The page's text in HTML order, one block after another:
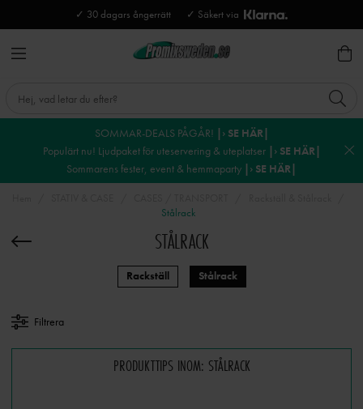
✓ 30 dagars ångerrätt ✓ Säkert via
SOMMAR-DEALS PÅGÅR! |› SE HÄR|
Populärt nu! Ljudpaket för uteservering & uteplatser |› SE HÄR|
Sommarens fester, event & hemmaparty |› SE HÄR|
Stålrack
STÅLRACK
Rackställ Stålrack
Filtrera
PRODUKTTIPS INOM: STÅLRACK